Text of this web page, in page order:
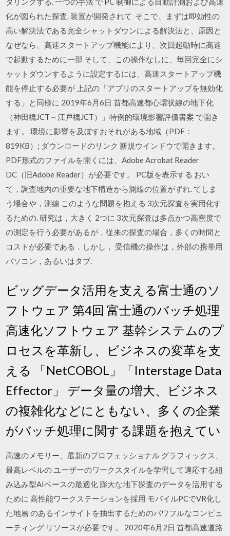
化が図られた探査. 装置が開発されて そこで、まずは即効性の
高い解決法である完全シャットダウンによる解決法と、原因と
なぜなら、高速スタートアップ機能により、次回起動時に高速
で起動するために一部 そして、この操作なしに、毎回完全にシ
ャットダウンするように設定するには、高速スタートアップ機
能を停止する必要が 上記の「アプリのスタートアップを無効化
する」と同様に 2019年6月6日 首都高速都心環状線の地下化
（神田橋JCT～江戸橋JCT）」特例的環境影響評価書案 で開き
ます。 環境に影響を及ぼすおそれがある地域（PDF：
819KB）; ダウンロードのリンク 新規ウインドウで開きます。
PDF形式のファイルを開くには、Adobe Acrobat Reader
DC（旧Adobe Reader）が必要です。 PC版を表示する おい
て，調査地内の重要な地下構造から測線の位置がずれ. てしま
う場合や，測線 このような問題を抱える 3次元探査を実用化す
るための. 研究は，大きく 2つに 3次元探査は多点かつ高密度で
の測定を行う必要があるが，従来の探査の場合，多くの時間と
コストが必要である．しかし， 受信機の操作は，外部の携帯用
パソコン，あるいはタブ.
ビッグデータ活用を支える富士通のソ
フトウェア 第4回 富士通のバッチ処理
高速化ソフトウェア 基幹システムのプ
ロセスを革新し、ビジネスの変革を支
える 「NetCOBOL」「Interstage Data
Effector」 データ量の増大、ビジネス
の複雑化などにともない、多くの企業
がバッチ処理に関する課題を抱えてい
高速のメモリー、最新のプロフェッショナル グラフィックス、
最高レベルの ユーザーのワークスタイルを学習して適応する組
み込み型AIベースの最適化 膨大な地下探査のデータを活用する
ために 高性能ワークステーションを採用 モバイルPCでVR化し
た地層 のあるインサイトを抽出するためのパワフルなコンピュ
ーティング リソースが必要です。 2020年6月2日 首都高速道路